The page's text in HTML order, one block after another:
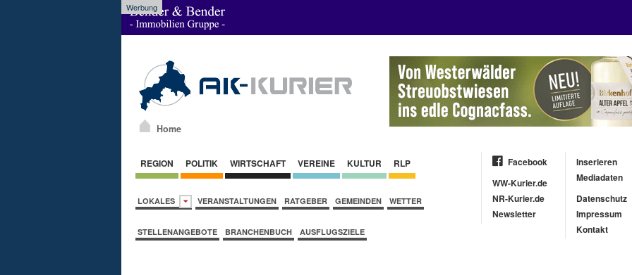
Werbung
Home
REGION POLITIK WIRTSCHAFT VEREINE KULTUR RLP
LOKALES VERANSTALTUNGEN RATGEBER GEMEINDEN WETTER
STELLENANGEBOTE BRANCHENBUCH AUSFLUGSZIELE
Facebook
WW-Kurier.de
NR-Kurier.de
Newsletter
Inserieren
Mediadaten
Datenschutz
Impressum
Kontakt